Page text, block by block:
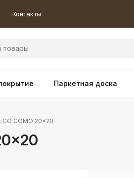
Контакты
Паркетная доска
COMO 20×20